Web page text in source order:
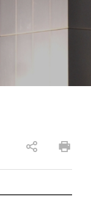
유
하